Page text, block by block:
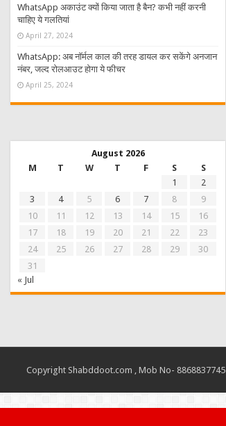
WhatsApp अकाउंट क्यों किया जाता है बैन? कभी नहीं करनी
चाहिए ये गलतियां
April 27, 2024
WhatsApp: अब नॉर्मल काल की तरह डायल कर सकेंगे अनजान
नंबर, जल्द रोलआउट होगा ये फीचर
April 25, 2024
August 2026
M
T W T F S
S
1
2
3
4 5 6 7 8
9
10
11 12 13 14 15
16
17
18 19 20 21 22
23
24
25 26 27 28 29
30
31
« Jul
Copyright Shabddoot.com , Mob No- 8868837745